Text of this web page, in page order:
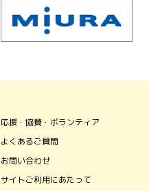
応援・協賛・ボランティア
よくあるご質問
お問い合わせ
サイトご利用にあたって